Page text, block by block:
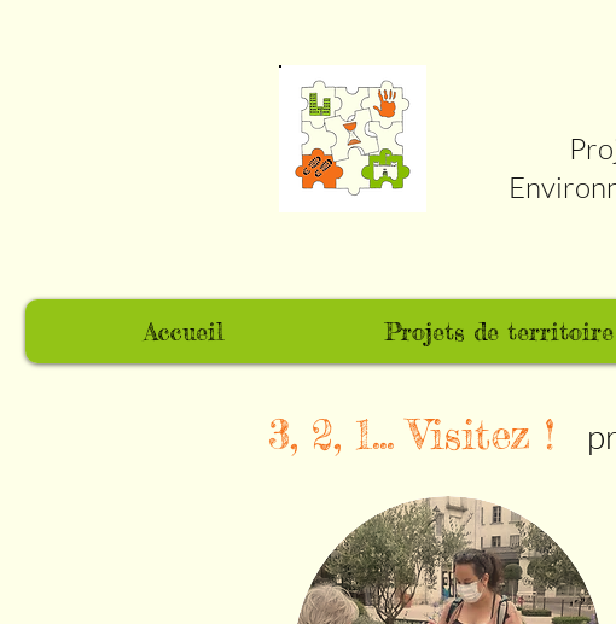
Accueil Projets de territoire
3, 2, 1... Visitez !